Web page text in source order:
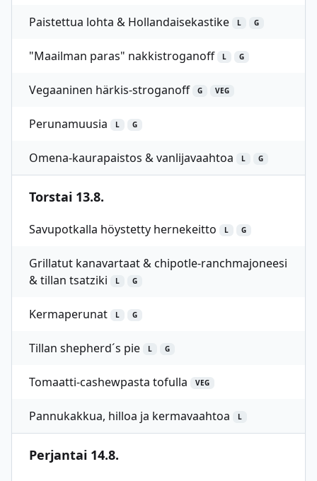
Paistettua lohta & Hollandaisekastike L G
"Maailman paras" nakkistroganoff L G
Vegaaninen härkis-stroganoff G VEG
Perunamuusia L G
Omena-kaurapaistos & vanlijavaahtoa L G
Torstai 13.8.
Savupotkalla höystetty hernekeitto L G
Grillatut kanavartaat & chipotle-ranchmajoneesi
& tillan tsatziki
L G
Kermaperunat L G
Tillan shepherd´s pie L G
Tomaatti-cashewpasta tofulla VEG
Pannukakkua, hilloa ja kermavaahtoa L
Perjantai 14.8.